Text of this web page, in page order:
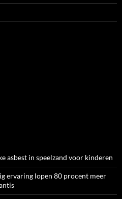
asbest in speelzand voor kinderen
ervaring lopen 80 procent meer